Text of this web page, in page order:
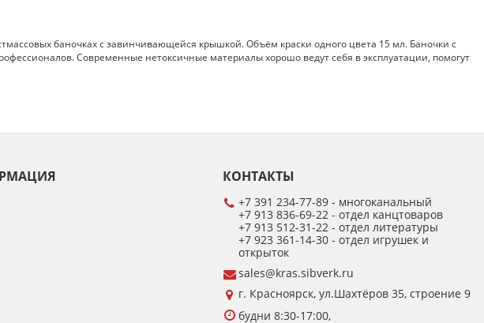
баночках с завинчивающейся крышкой. Объём краски одного цвета 15 мл. Баночки с
Современные нетоксичные материалы хорошо ведут себя в эксплуатации, помогут
КОНТАКТЫ
+7 391 234-77-89 - многоканальный
+7 913 836-69-22 - отдел канцтоваров
+7 913 512-31-22 - отдел литературы
+7 923 361-14-30 - отдел игрушек и
открыток
sales@kras.sibverk.ru
г. Красноярск, ул.Шахтёров 35, строение 9
будни 8:30-17:00,